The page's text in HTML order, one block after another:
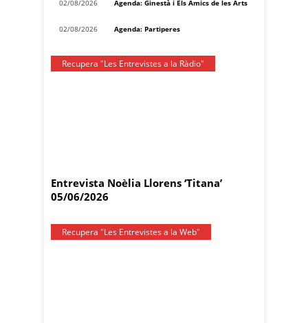
02/08/2026 Agenda: Ginestà i Els Amics de les Arts
02/08/2026 Agenda: Partiperes
Recupera "Les Entrevistes a la Ràdio"
Entrevista Noèlia Llorens ‘Titana’
05/06/2026
Recupera "Les Entrevistes a la Web"